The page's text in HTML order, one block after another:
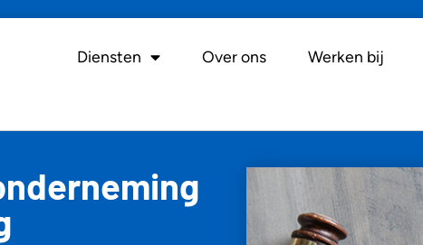
Diensten Over ons Werken bij